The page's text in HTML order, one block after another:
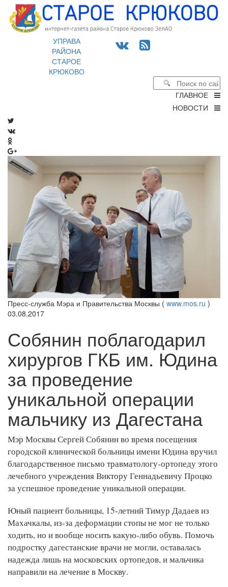
УПРАВА
РАЙОНА
СТАРОЕ
КРЮКОВО
ГЛАВНОЕ
НОВОСТИ
Пресс-служба Мэра и Правительства Москвы ( www.mos.ru )
03.08.2017
Собянин поблагодарил
хирургов ГКБ им. Юдина
за проведение
уникальной операции
мальчику из Дагестана
Мэр Москвы Сергей Собянин во время посещения
городской клинической больницы имени Юдина вручил
благодарственное письмо травматологу-ортопеду этого
лечебного учреждения Виктору Геннадьевичу Процко
за успешное проведение уникальной операции.
Юный пациент больницы, 15-летний Тимур Дадаев из
Махачкалы, из-за деформации стопы не мог не только
ходить, но и вообще носить какую-либо обувь. Помочь
подростку дагестанские врачи не могли, оставалась
надежда лишь на московских ортопедов, и мальчика
направили на лечение в Москву.